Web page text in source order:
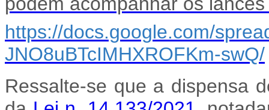
https://docs.google.com/
JNO8uBTcIMHXROFKm-swQ/
Ressalte-se que a dispensa